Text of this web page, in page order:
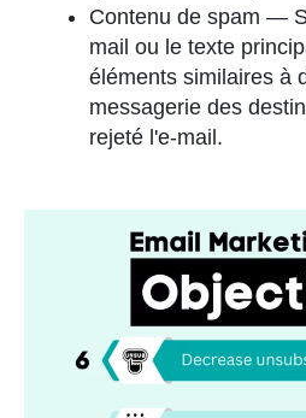
Contenu de spam —
mail ou le texte
éléments similaires à
messagerie des
rejeté l'e-mail.